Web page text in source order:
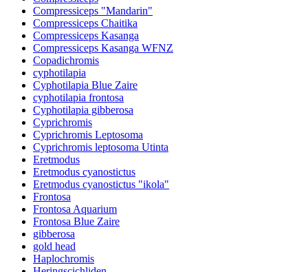
Compressiceps "Mandarin"
Compressiceps Chaitika
Compressiceps Kasanga
Compressiceps Kasanga WFNZ
Copadichromis
cyphotilapia
Cyphotilapia Blue Zaire
cyphotilapia frontosa
Cyphotilapia gibberosa
Cyprichromis
Cyprichromis Leptosoma
Cyprichromis leptosoma Utinta
Eretmodus
Eretmodus cyanostictus
Eretmodus cyanostictus "ikola"
Frontosa
Frontosa Aquarium
Frontosa Blue Zaire
gibberosa
gold head
Haplochromis